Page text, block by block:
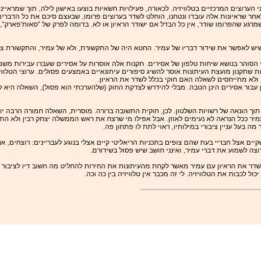
המרכזיים בטלוויזיה. לכאורה, פעילויות חשאיות בוצעו באישון לילה, תוך
שראיונות אלה עובדו ונטחנו, הוחלט לשדר בערוצים פרומו, שבעצם סיכם את כל
שהפרומו שודר, אין כל הבדל אם ישודר הראיון או לא. בדומה לפרק של
לאפשר את שידור דבריו של עמיר. החטא היה של התקשורת, ולא של עמיר, והתקשורת
בנושא שיחות טלפון של אסירים. תקנות אלה אוסרות על אסירים שעברו עבירות
מועצת העיתונות אוסר להשיג סיפורים עיתונאיים באמצעים פסולים. ערוצי
מתייחסים לשאלה האם חוקי בכלל לשדר את הראיון.
עבור אסירים הינן הטבה. מבלי להידרש לצדקת החוק (שלהערכתי הוא פסול), השאלה
הונאה של רשויות השלטון. לכן, חוקית התשובה ברורה. מוסרית, השאלה חמורה הרבה
ככל הנראה לא נעימים לאוזן. אבל אפילו מי שרצח את ראש הממשלה יצחק רבין ולא
בעל עניין ציבורי במילותיו, ראוי לתת לו פתחון פה.
אצל חבריי בעת שהם צופים בתכניות הריאליטי קיים אצלי בנוגע לעבריינים: רוצחים,
לשמוע את דברי עמיר, ואינני חושב שיש פסול בשידורם.
את הראיון עם עמיר מאשר לקחת מהעיתונות את החירות להחליט מה חשוב דיו לציבור
לכבות את הטלוויזיה. לי זה מכבר אין טלוויזיה בין כה וכה.